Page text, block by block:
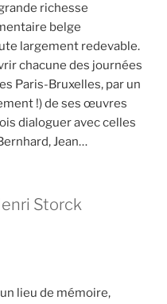
richesse
belge
largement redevable.
chacune des journées
Paris-Bruxelles, par un
!) de ses œuvres
dialoguer avec celles
Jean…
Storck
lieu de mémoire,